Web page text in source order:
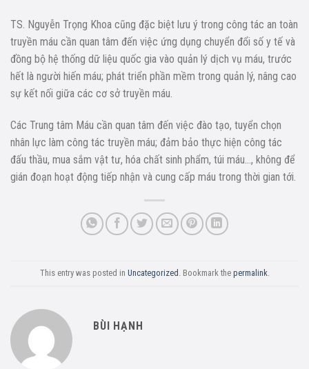
TS. Nguyễn Trọng Khoa cũng đặc biệt lưu ý trong công tác an toàn
truyền máu cần quan tâm đến việc ứng dụng chuyển đổi số y tế và
đồng bộ hệ thống dữ liệu quốc gia vào quản lý dịch vụ máu, trước
hết là người hiến máu; phát triển phần mềm trong quản lý, nâng cao
sự kết nối giữa các cơ sở truyền máu.
Các Trung tâm Máu cần quan tâm đến việc đào tạo, tuyển chọn
nhân lực làm công tác truyền máu; đảm bảo thực hiện công tác
đấu thầu, mua sắm vật tư, hóa chất sinh phẩm, túi máu…, không để
gián đoạn hoạt động tiếp nhận và cung cấp máu trong thời gian tới.
This entry was posted in Uncategorized . Bookmark the permalink
BÙI HẠNH